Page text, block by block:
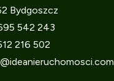
Bydgoszcz
542 243
216 502
@ideanieruchomosci.com